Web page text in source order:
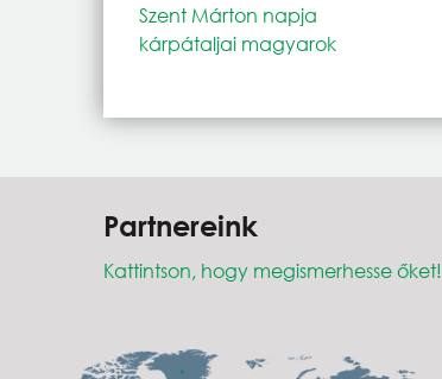
Szent Márton napja
kárpátaljai magyarok
Partnereink
Kattintson, hogy megismerhesse őket!